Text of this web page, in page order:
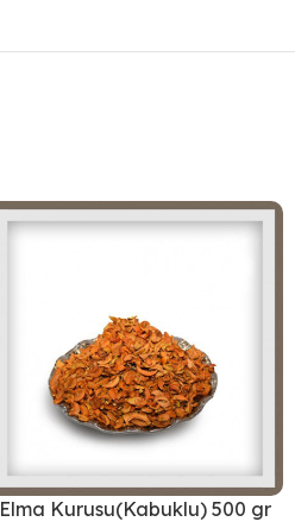
Elma Kurusu(Kabuklu) 500 gr